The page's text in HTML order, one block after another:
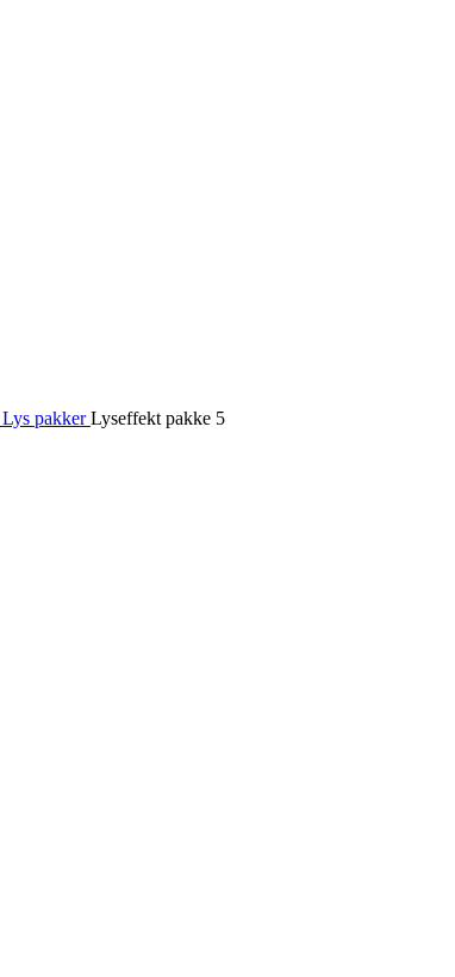
Lys pakkerLyseffekt pakke 5